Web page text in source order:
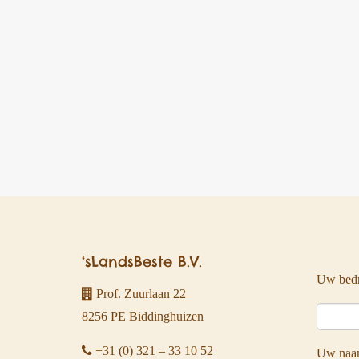
‘sLandsBeste B.V.
Prof. Zuurlaan 22
8256 PE Biddinghuizen
+31 (0) 321 – 33 10 52
Uw
Uw